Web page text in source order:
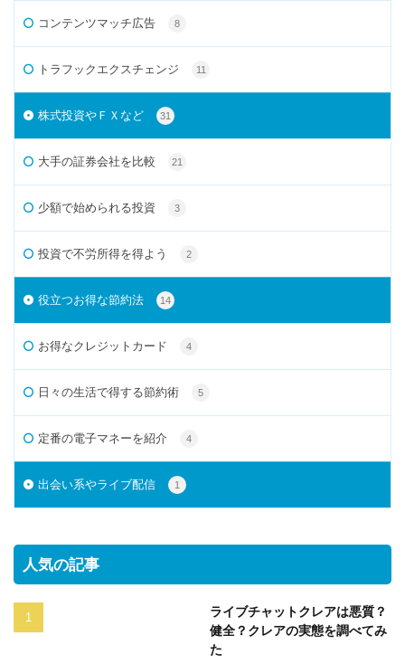
コンテンツマッチ広告 8
トラフックエクスチェンジ 11
株式投資やＦＸなど 31
大手の証券会社を比較 21
少額で始められる投資 3
投資で不労所得を得よう 2
役立つお得な節約法 14
お得なクレジットカード 4
日々の生活で得する節約術 5
定番の電子マネーを紹介 4
出会い系やライブ配信 1
人気の記事
ライブチャットクレアは悪質？
健全？クレアの実態を調べてみ
た